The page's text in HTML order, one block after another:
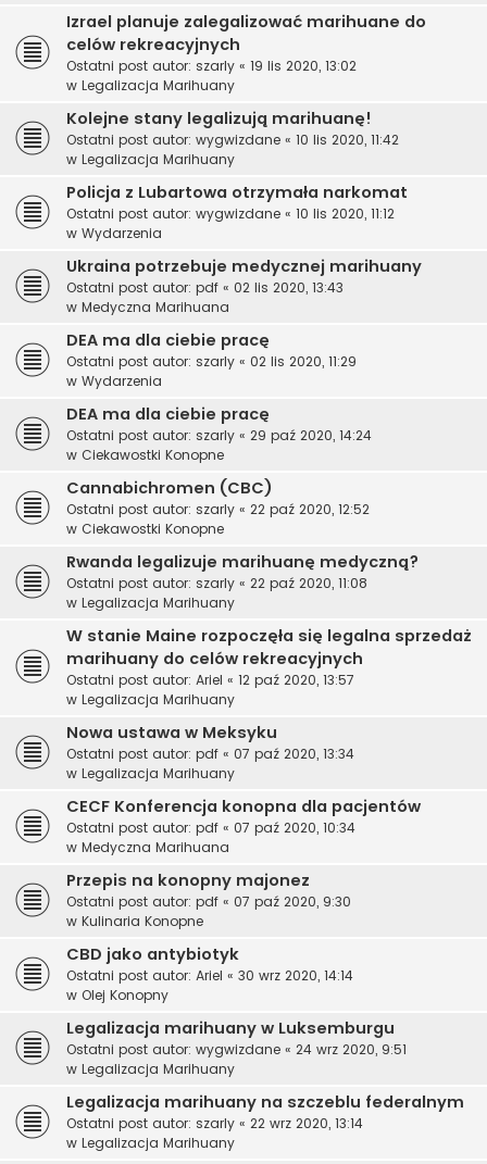
Izrael planuje zalegalizować marihuane do
celów rekreacyjnych
Ostatni post autor: szarly « 19 lis 2020, 13:02
w Legalizacja Marihuany
Kolejne stany legalizują marihuanę!
Ostatni post autor: wygwizdane « 10 lis 2020, 11:42
w Legalizacja Marihuany
Policja z Lubartowa otrzymała narkomat
Ostatni post autor: wygwizdane « 10 lis 2020, 11:12
w Wydarzenia
Ukraina potrzebuje medycznej marihuany
Ostatni post autor: pdf « 02 lis 2020, 13:43
w Medyczna Marihuana
DEA ma dla ciebie pracę
Ostatni post autor: szarly « 02 lis 2020, 11:29
w Wydarzenia
DEA ma dla ciebie pracę
Ostatni post autor: szarly « 29 paź 2020, 14:24
w Ciekawostki Konopne
Cannabichromen (CBC)
Ostatni post autor: szarly « 22 paź 2020, 12:52
w Ciekawostki Konopne
Rwanda legalizuje marihuanę medyczną?
Ostatni post autor: szarly « 22 paź 2020, 11:08
w Legalizacja Marihuany
W stanie Maine rozpoczęła się legalna sprzedaż
marihuany do celów rekreacyjnych
Ostatni post autor: Ariel « 12 paź 2020, 13:57
w Legalizacja Marihuany
Nowa ustawa w Meksyku
Ostatni post autor: pdf « 07 paź 2020, 13:34
w Legalizacja Marihuany
CECF Konferencja konopna dla pacjentów
Ostatni post autor: pdf « 07 paź 2020, 10:34
w Medyczna Marihuana
Przepis na konopny majonez
Ostatni post autor: pdf « 07 paź 2020, 9:30
w Kulinaria Konopne
CBD jako antybiotyk
Ostatni post autor: Ariel « 30 wrz 2020, 14:14
w Olej Konopny
Legalizacja marihuany w Luksemburgu
Ostatni post autor: wygwizdane « 24 wrz 2020, 9:51
w Legalizacja Marihuany
Legalizacja marihuany na szczeblu federalnym
Ostatni post autor: szarly « 22 wrz 2020, 13:14
w Legalizacja Marihuany